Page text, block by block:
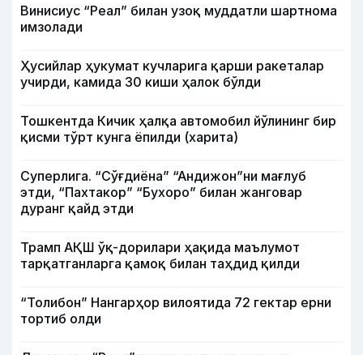
Винисиус “Реал” билан узоқ муддатли шартнома
имзолади
Ҳусийлар ҳукумат кучларига қарши ракеталар
учирди, камида 30 киши ҳалок бўлди
Тошкентда Кичик ҳалқа автомобил йўлининг бир
қисми тўрт кунга ёпилди (харита)
Суперлига. “Сўғдиёна” “Андижон”ни мағлуб
этди, “Пахтакор” “Бухоро” билан жанговар
дуранг қайд этди
Трамп АҚШ ўқ-дорилари ҳақида маълумот
тарқатганларга қамоқ билан таҳдид қилди
“Толибон” Нангарҳор вилоятида 72 гектар ерни
тортиб олди